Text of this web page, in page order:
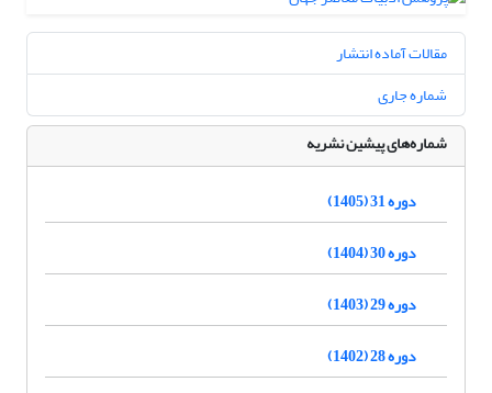
مقالات آماده انتشار
شماره جاری
شماره‌های پیشین نشریه
دوره 31 (1405)
دوره 30 (1404)
دوره 29 (1403)
دوره 28 (1402)